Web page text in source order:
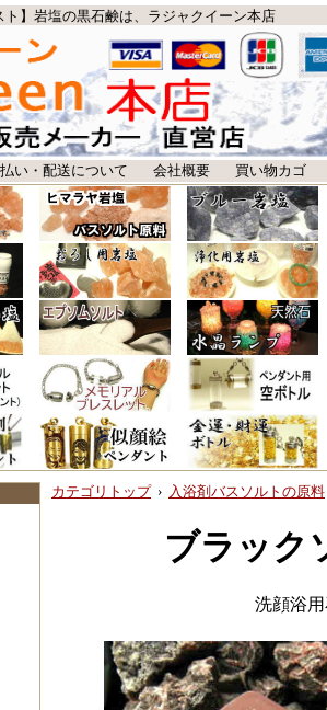
】岩塩の黒石鹸は、ラジャクイーン本店
い・配送について 会社概要 買い物カゴ
カテゴリトップ› 入浴剤バスソルトの原料
ブラック
洗顔浴